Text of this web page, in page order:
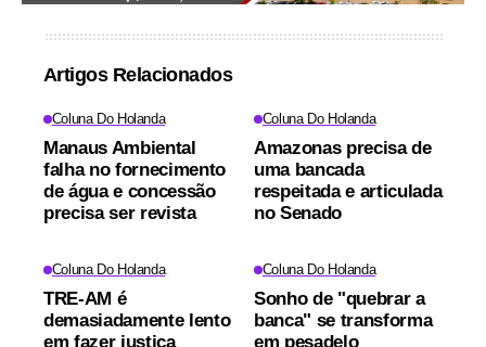
Artigos Relacionados
Coluna Do Holanda
Manaus Ambiental
falha no fornecimento
de água e concessão
precisa ser revista
Coluna Do Holanda
Amazonas precisa de
uma bancada
respeitada e articulada
no Senado
Coluna Do Holanda
TRE-AM é
demasiadamente lento
em fazer justiça
Coluna Do Holanda
Sonho de "quebrar a
banca" se transforma
em pesadelo